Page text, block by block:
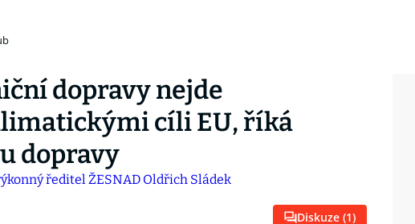
dopravy nejde
cíli EU, říká
dopravy
Diskuze (1)